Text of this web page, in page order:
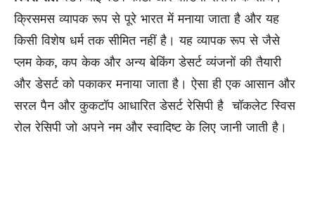
क्रिसमस व्यापक रूप से पूरे भारत में मनाया जाता है और यह
किसी विशेष धर्म तक सीमित नहीं है। यह व्यापक रूप से जैसे
प्लम केक, कप केक और अन्य बेकिंग डेसर्ट व्यंजनों की तैयारी
और डेसर्ट को पकाकर मनाया जाता है। ऐसा ही एक आसान और
सरल पैन और कुकटॉप आधारित डेसर्ट रेसिपी है चॉकलेट स्विस
रोल रेसिपी जो अपने नम और स्वादिष्ट के लिए जानी जाती है।